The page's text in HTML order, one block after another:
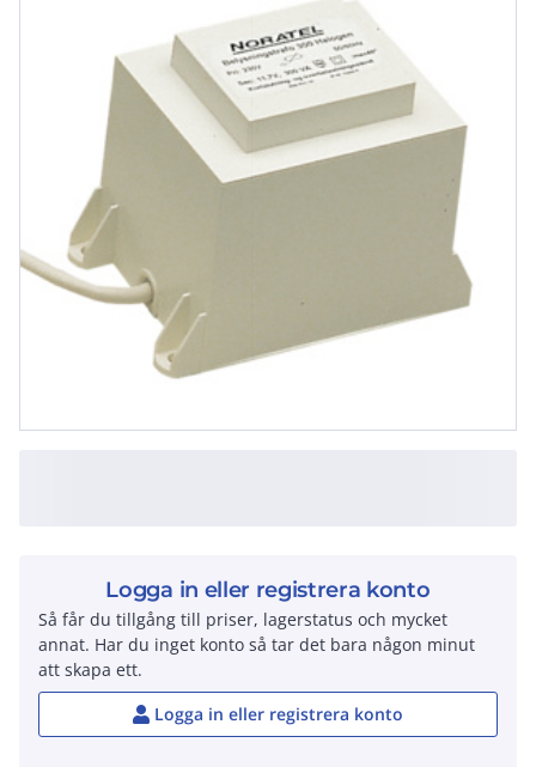
Logga in eller registrera konto
Så får du tillgång till priser, lagerstatus och mycket
annat. Har du inget konto så tar det bara någon minut
att skapa ett.
Logga in eller registrera konto